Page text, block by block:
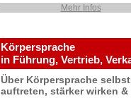
Mehr Infos
Körpersprache
in Führung, Vertrieb,
Über Körpersprache
auftreten, stärker wirken